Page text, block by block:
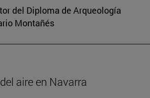
del Diploma de Arqueología
Montañés
aire en Navarra